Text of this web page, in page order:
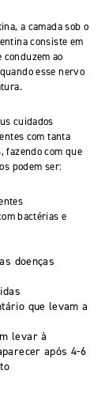
a camada sob o
consiste em
ao
esse nervo
cuidados
com tanta
fazendo com que
podem ser:
bactérias e
doenças
que levam a
levar à
após 4-6